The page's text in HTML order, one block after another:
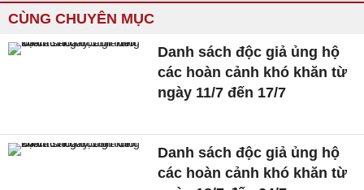
CÙNG CHUYÊN MỤC
Danh sách độc giả ủng hộ
các hoàn cảnh khó khăn từ
ngày 11/7 đến 17/7
Danh sách độc giả ủng hộ
các hoàn cảnh khó khăn từ